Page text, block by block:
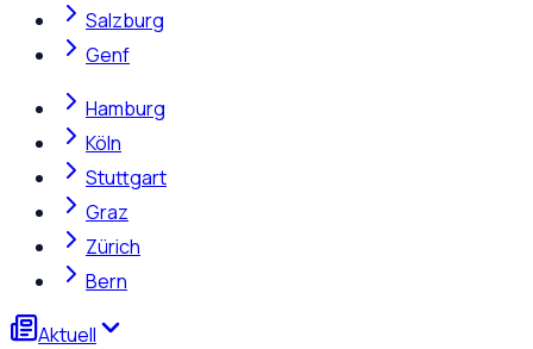
Salzburg
Genf
Hamburg
Köln
Stuttgart
Graz
Zürich
Bern
Aktuell